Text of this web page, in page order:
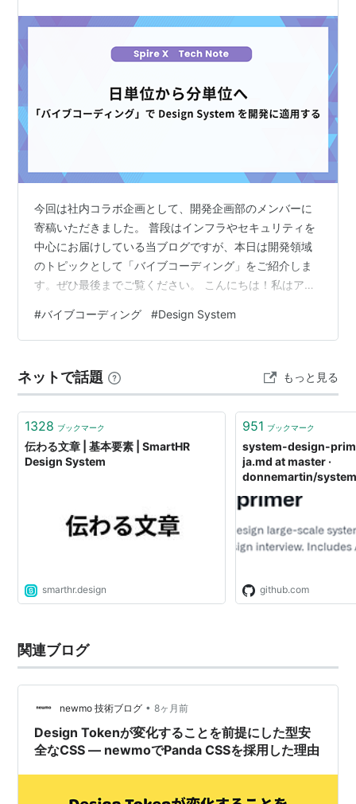
今回は社内コラボ企画として、開発企画部のメンバーに
寄稿いただきました。 普段はインフラやセキュリティを
中心にお届けしている当ブログですが、本日は開発領域
のトピックとして「バイブコーディング」をご紹介しま
す。ぜひ最後までご覧ください。 こんにちは！私はアダ
の開発ワークフローへ統合する方法や、データがビジネ
スの意思決定をサポートする方法について研究を進めて
うに活用して仕事をより効率的にできるか考えていま
す。本日は『Vibe Coding』についてご紹介し、現在のワ
ークフローでそれがどのような意味を…
#バイブコーディング #Design System
ネットで話題 もっと見る
1328 ブックマーク
伝わる文章 | 基本要素 | SmartHR
Design System
smarthr.design
951 ブックマーク
system-design-
ja.md at master ·
donnemartin/
github.com
関連ブログ
newmo 技術ブログ • 8ヶ月前
Design Tokenが変化することを前提にした型安
全なCSS — newmoでPanda CSSを採用した理由